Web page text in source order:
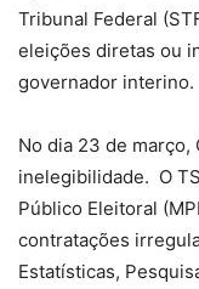
Tribunal Federal
eleições diretas ou
governador interino.
No dia 23 de
inelegibilidade. O
Público Eleitoral
contratações
Estatísticas,